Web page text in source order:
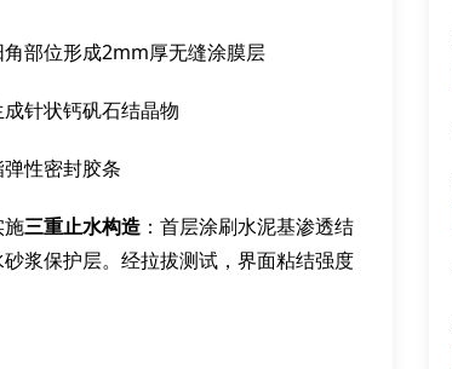
部位形成2mm厚无缝涂膜层
针状钙矾石结晶物
性密封胶条
施三重止水构造 ：首层涂刷水泥基渗透结
浆保护层。经拉拔测试，界面粘结强度